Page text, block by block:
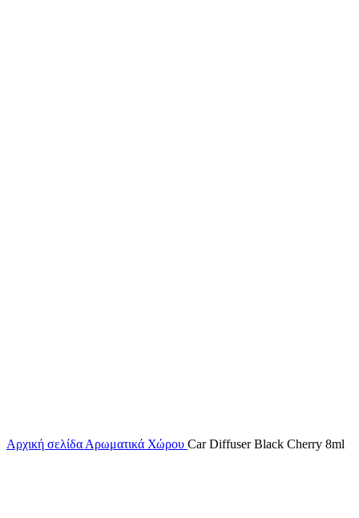
Αρχική σελίδα Αρωματικά Χώρου Car Diffuser Black Cherry 8ml